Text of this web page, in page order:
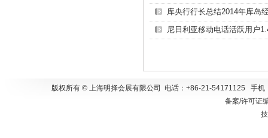
库央行行长总结2014年库岛
尼日利亚移动电话活跃用户
版权所有 © 上海明择会展有限公司 电话：+86-21-54171125 手
备案/许可证